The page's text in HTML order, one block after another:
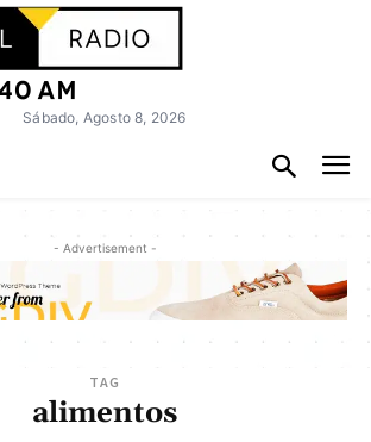
Sábado, Agosto 8, 2026
- Advertisement -
TAG
alimentos